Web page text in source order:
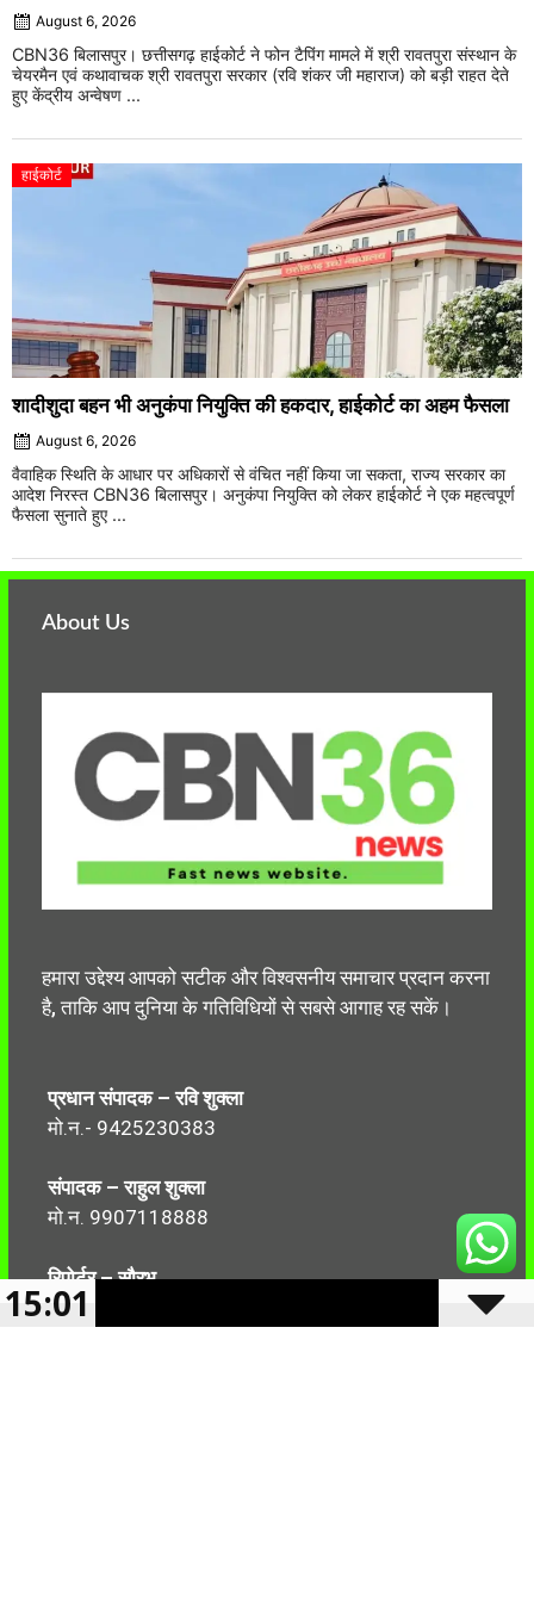
August 6, 2026
CBN36 बिलासपुर। छत्तीसगढ़ हाईकोर्ट ने फोन टैपिंग मामले में श्री रावतपुरा संस्थान के
चेयरमैन एवं कथावाचक श्री रावतपुरा सरकार (रवि शंकर जी महाराज) को बड़ी राहत देते
हुए केंद्रीय अन्वेषण ...
हाईकोर्ट
शादीशुदा बहन भी अनुकंपा नियुक्ति की हकदार, हाईकोर्ट का अहम फैसला
August 6, 2026
वैवाहिक स्थिति के आधार पर अधिकारों से वंचित नहीं किया जा सकता, राज्य सरकार का
आदेश निरस्त CBN36 बिलासपुर। अनुकंपा नियुक्ति को लेकर हाईकोर्ट ने एक महत्वपूर्ण
फैसला सुनाते हुए ...
About Us
हमारा उद्देश्य आपको सटीक और विश्वसनीय समाचार प्रदान करना
है, ताकि आप दुनिया के गतिविधियों से सबसे आगाह रह सकें।
प्रधान संपादक – रवि शुक्ला
मो.न.- 9425230383
संपादक – राहुल शुक्ला
मो.न. 9907118888
रिपोर्टर – सौरभ
मो.न.-7499999906
15:01